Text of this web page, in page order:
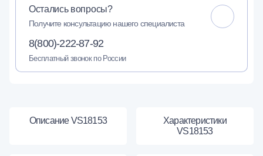
Остались вопросы?
Получите консультацию нашего специалиста
8(800)-222-87-92
Бесплатный звонок по России
Описание VS18153
Характеристики
VS18153